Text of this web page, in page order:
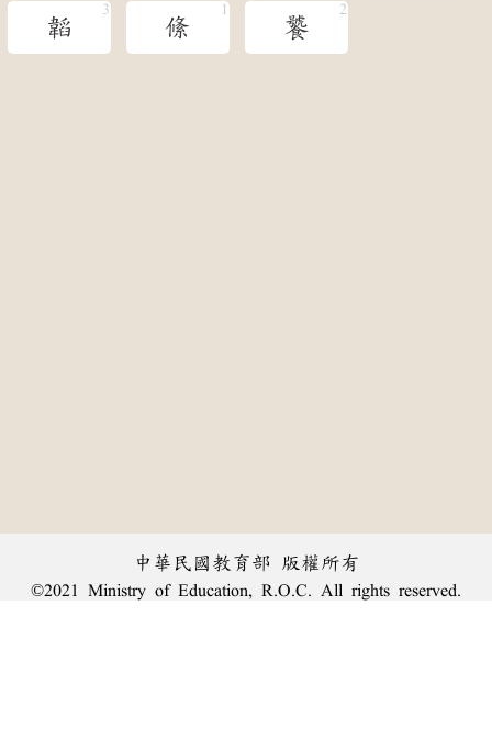
韜 絛 饕
中華民國教育部 版權所有
©2021 Ministry of Education, R.O.C. All rights reserved.